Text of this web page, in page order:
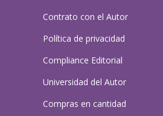
Contrato con el Autor
Política de privacidad
Compliance Editorial
Universidad del Autor
Compras en cantidad